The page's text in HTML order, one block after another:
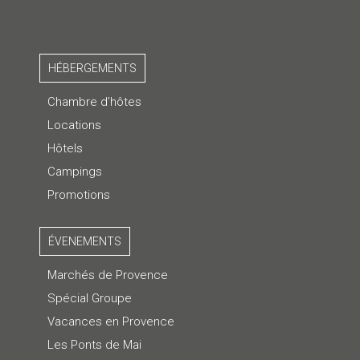
HÉBERGEMENTS
Chambre d’hôtes
Locations
Hôtels
Campings
Promotions
ÉVENEMENTS
Marchés de Provence
Spécial Groupe
Vacances en Provence
Les Ponts de Mai